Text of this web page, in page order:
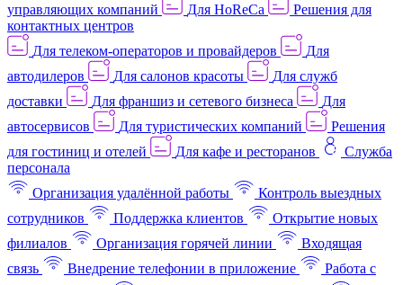
управляющих компаний
Для HoReCa
Решения для
контактных центров
Для телеком-операторов и провайдеров
Для
автодилеров
Для салонов красоты
Для служб
доставки
Для франшиз и сетевого бизнеса
Для
автосервисов
Для туристических компаний
Решения
для гостиниц и отелей
Для кафе и ресторанов
Служба
персонала
Организация удалённой работы
Контроль выездных
сотрудников
Поддержка клиентов
Открытие новых
филиалов
Организация горячей линии
Входящая
связь
Внедрение телефонии в приложение
Работа с